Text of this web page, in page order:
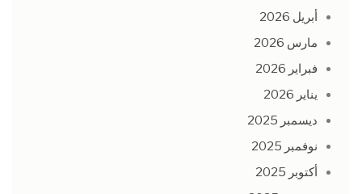
أبريل 2026
مارس 2026
فبراير 2026
يناير 2026
ديسمبر 2025
نوفمبر 2025
أكتوبر 2025